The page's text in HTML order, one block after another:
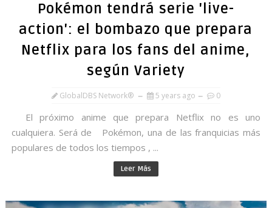
Pokémon tendrá serie 'live-
action': el bombazo que prepara
Netflix para los fans del anime,
según Variety
GlobalDBS Network® 5 years ago 0
El próximo anime que prepara Netflix no es uno
cualquiera. Será de Pokémon, una de las franquicias más
populares de todos los tiempos , ...
Leer Más